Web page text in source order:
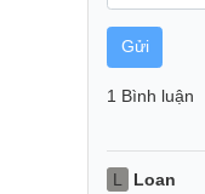
Gửi
1 Bình luận
L Loan